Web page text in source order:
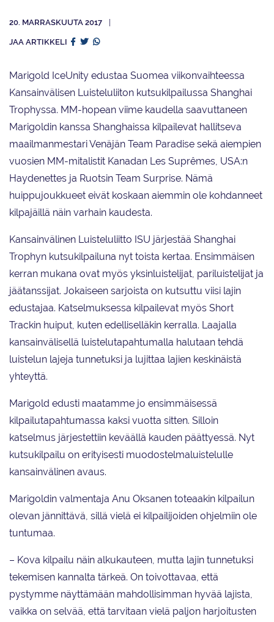
20. MARRASKUUTA 2017
JAA ARTIKKELI
Marigold IceUnity edustaa Suomea viikonvaihteessa
Kansainvälisen Luisteluliiton kutsukilpailussa Shanghai
Trophyssa. MM-hopean viime kaudella saavuttaneen
Marigoldin kanssa Shanghaissa kilpailevat hallitseva
maailmanmestari Venäjän Team Paradise sekä aiempien
vuosien MM-mitalistit Kanadan Les Suprêmes, USA:n
Haydenettes ja Ruotsin Team Surprise. Nämä
huippujoukkueet eivät koskaan aiemmin ole kohdanneet
kilpajäillä näin varhain kaudesta.
Kansainvälinen Luisteluliitto ISU järjestää Shanghai
Trophyn kutsukilpailuna nyt toista kertaa. Ensimmäisen
kerran mukana ovat myös yksinluistelijat, pariluistelijat ja
jäätanssijat. Jokaiseen sarjoista on kutsuttu viisi lajin
edustajaa. Katselmuksessa kilpailevat myös Short
Trackin huiput, kuten edelliselläkin kerralla. Laajalla
kansainvälisellä luistelutapahtumalla halutaan tehdä
luistelun lajeja tunnetuksi ja lujittaa lajien keskinäistä
yhteyttä.
Marigold edusti maatamme jo ensimmäisessä
kilpailutapahtumassa kaksi vuotta sitten. Silloin
katselmus järjestettiin keväällä kauden päättyessä. Nyt
kutsukilpailu on erityisesti muodostelmaluistelulle
kansainvälinen avaus.
Marigoldin valmentaja Anu Oksanen toteaakin kilpailun
olevan jännittävä, sillä vielä ei kilpailijoiden ohjelmiin ole
tuntumaa.
– Kova kilpailu näin alkukauteen, mutta lajin tunnetuksi
tekemisen kannalta tärkeä. On toivottavaa, että
pystymme näyttämään mahdollisimman hyvää lajista,
vaikka on selvää, että tarvitaan vielä paljon harjoitusten